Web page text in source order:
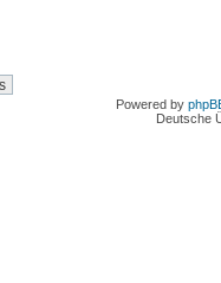
Powered by
Deutsche